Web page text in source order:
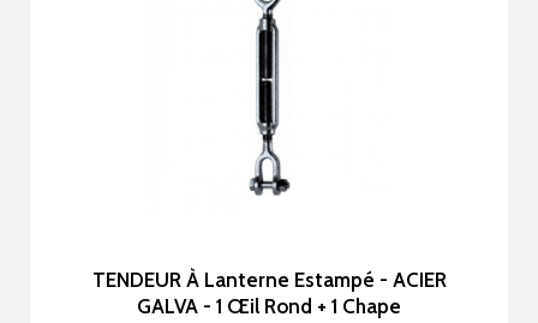
TENDEUR À Lanterne Estampé - ACIER
GALVA - 1 Œil Rond + 1 Chape